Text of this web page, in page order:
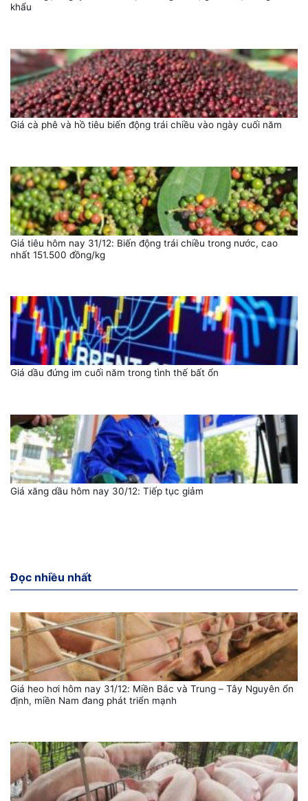
khẩu
Giá cà phê và hồ tiêu biến động trái chiều vào ngày cuối năm
Giá tiêu hôm nay 31/12: Biến động trái chiều trong nước, cao
nhất 151.500 đồng/kg
Giá dầu đứng im cuối năm trong tình thế bất ổn
Giá xăng dầu hôm nay 30/12: Tiếp tục giảm
Đọc nhiều nhất
Giá heo hơi hôm nay 31/12: Miền Bắc và Trung – Tây Nguyên ổn
định, miền Nam đang phát triển mạnh